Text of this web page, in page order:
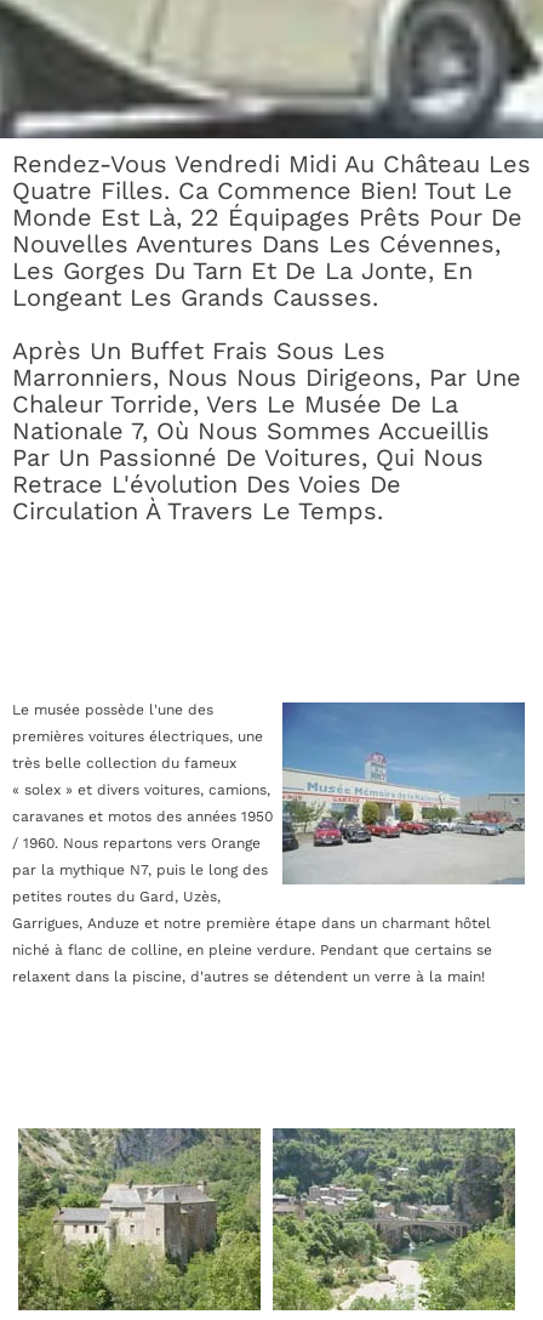
Rendez-Vous Vendredi Midi Au Château Les
Quatre Filles. Ca Commence Bien! Tout Le
Monde Est Là, 22 Équipages Prêts Pour De
Nouvelles Aventures Dans Les Cévennes,
Les Gorges Du Tarn Et De La Jonte, En
Longeant Les Grands Causses.
Après Un Buffet Frais Sous Les
Marronniers, Nous Nous Dirigeons, Par Une
Chaleur Torride, Vers Le Musée De La
Nationale 7, Où Nous Sommes Accueillis
Par Un Passionné De Voitures, Qui Nous
Retrace L'évolution Des Voies De
Circulation À Travers Le Temps.
Le musée possède l'une des
premières voitures électriques, une
très belle collection du fameux
« solex » et divers voitures, camions,
caravanes et motos des années 1950
/ 1960. Nous repartons vers Orange
par la mythique N7, puis le long des
petites routes du Gard, Uzès,
Garrigues, Anduze et notre première étape dans un charmant hôtel
niché à flanc de colline, en pleine verdure. Pendant que certains se
relaxent dans la piscine, d'autres se détendent un verre à la main!